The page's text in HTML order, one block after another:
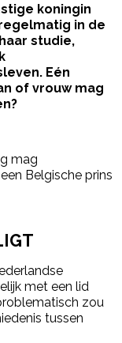
koningin
in de
studie,
Eén
of vrouw mag
mag
Belgische prins
met een lid
zou
tussen